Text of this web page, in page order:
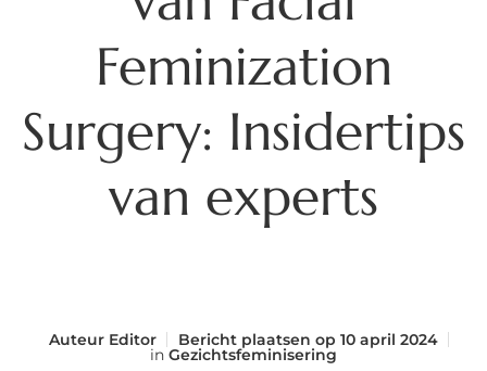
Feminization
Surgery: Insidertips
van experts
Auteur Editor Bericht plaatsen op 10 april 2024
in Gezichtsfeminisering